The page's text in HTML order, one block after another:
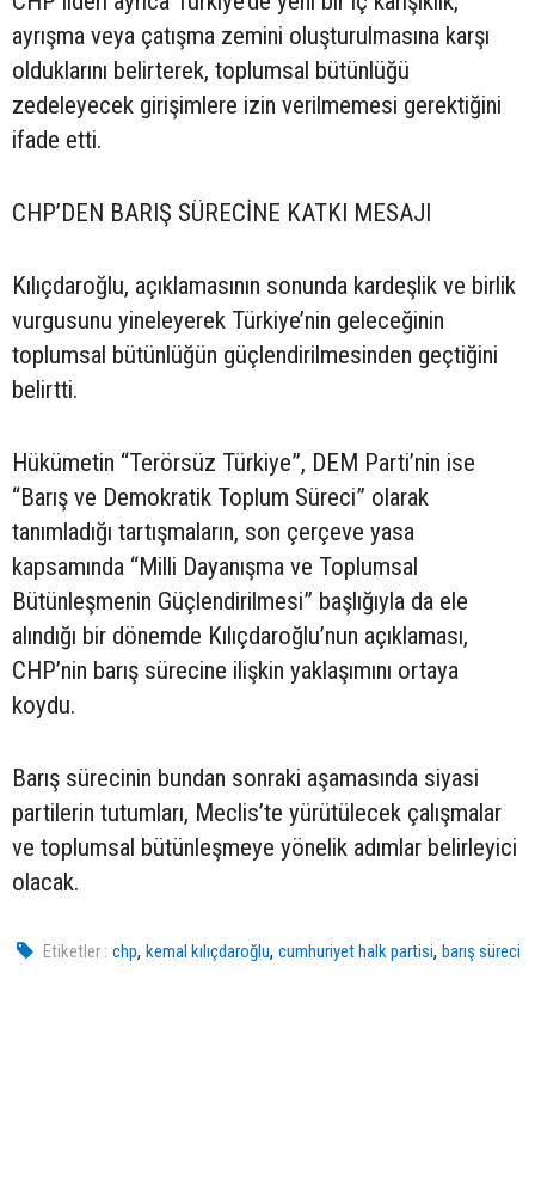
ayrışma veya çatışma zemini oluşturulmasına karşı
olduklarını belirterek, toplumsal bütünlüğü
zedeleyecek girişimlere izin verilmemesi gerektiğini
ifade etti.
CHP’DEN BARIŞ SÜRECİNE KATKI MESAJI
Kılıçdaroğlu, açıklamasının sonunda kardeşlik ve birlik
vurgusunu yineleyerek Türkiye’nin geleceğinin
toplumsal bütünlüğün güçlendirilmesinden geçtiğini
belirtti.
Hükümetin “Terörsüz Türkiye”, DEM Parti’nin ise
“Barış ve Demokratik Toplum Süreci” olarak
tanımladığı tartışmaların, son çerçeve yasa
kapsamında “Milli Dayanışma ve Toplumsal
Bütünleşmenin Güçlendirilmesi” başlığıyla da ele
alındığı bir dönemde Kılıçdaroğlu’nun açıklaması,
CHP’nin barış sürecine ilişkin yaklaşımını ortaya
koydu.
Barış sürecinin bundan sonraki aşamasında siyasi
partilerin tutumları, Meclis’te yürütülecek çalışmalar
ve toplumsal bütünleşmeye yönelik adımlar belirleyici
olacak.
Etiketler : chp,kemal kılıçdaroğlu,cumhuriyet halk partisi,barış süreci